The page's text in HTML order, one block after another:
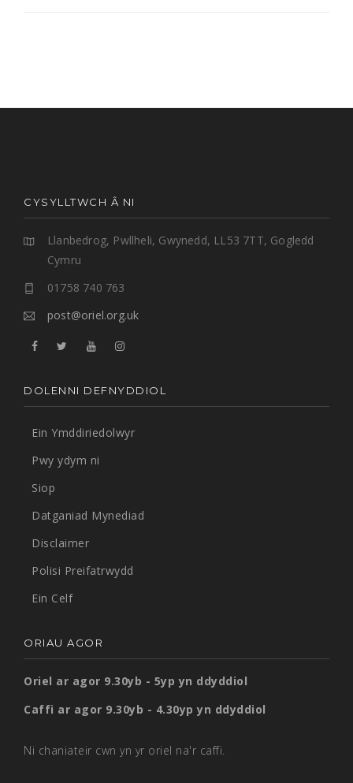
CYSYLLTWCH Â NI
Llanbedrog, Pwllheli, Gwynedd, LL53 7TT, Gogledd
Cymru
01758 740 763
post@oriel.org.uk
DOLENNI DEFNYDDIOL
Ein Ymddiriedolwyr
Pwy ydym ni
Siop
Datganiad Mynediad
Disclaimer
Polisi Preifatrwydd
Ein Celf
ORIAU AGOR
Oriel ar agor 9.30yb - 5yp yn ddyddiol
Caffi ar agor 9.30yb - 4.30yp yn ddyddiol
Ni chaniateir cwn yn yr oriel na'r caffi.